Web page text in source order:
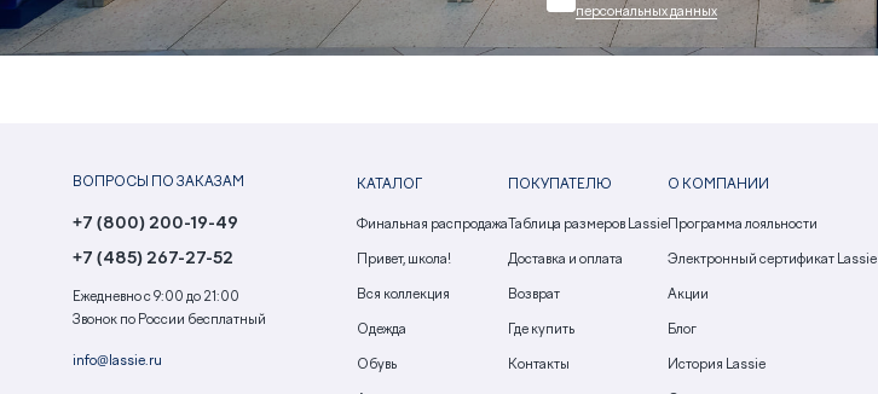
персональных данных
ВОПРОСЫ ПО ЗАКАЗАМ
+7 (800) 200-19-49
+7 (485) 267-27-52
Ежедневно с 9:00 до 21:00
Звонок по России бесплатный
info@lassie.ru
КАТАЛОГ
Финальная распродажа
Привет, школа!
Вся коллекция
Одежда
Обувь
ПОКУПАТЕЛЮ
Таблица размеров Lassie
Доставка и оплата
Возврат
Где купить
Контакты
О КОМПАНИИ
Программа лояльности
Электронный сертификат Lassie
Акции
Блог
История Lassie